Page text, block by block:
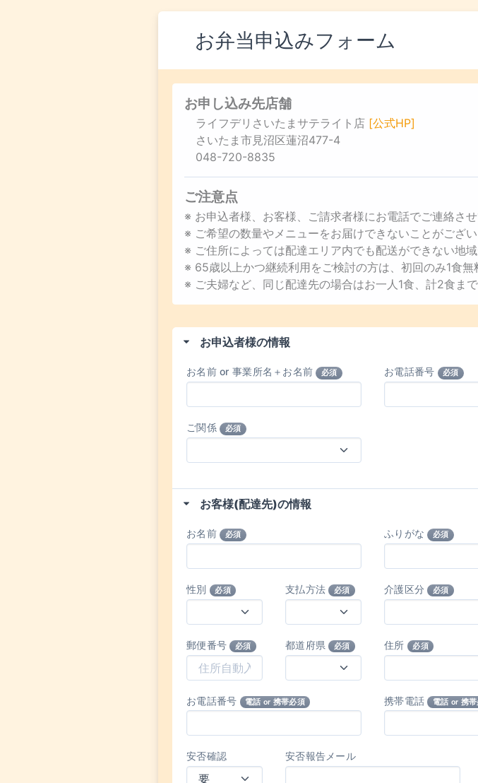
お弁当申込みフォーム
お申し込み先店舗
ライフデリさいたまサテライト店 [公式HP]
さいたま市見沼区蓮沼477-4
048-720-8835
ご注意点
※ お申込者様、お客様、ご請求者様にお電話でご連絡さ
※ ご希望の数量やメニューをお届けできないことがござ
※ ご住所によっては配達エリア内でも配送ができない地域
※ 65歳以上かつ継続利用をご検討の方は、初回のみ1食無
※ ご夫婦など、同じ配達先の場合はお一人1食、計2食ま
お申込者様の情報
お名前 or 事業所名＋お名前 必須 お電話番号 必須
ご関係 必須
お客様(配達先)の情報
お名前 必須 ふりがな 必須
性別 必須 支払方法 必須 介護区分 必須
郵便番号 必須 都道府県 必須 住所 必須
お電話番号 電話 or 携帯必須 携帯電話 電話 or 携帯
安否確認 安否報告メール